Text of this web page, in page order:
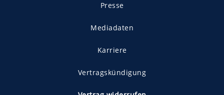
Presse
Mediadaten
Karriere
Vertragskündigung